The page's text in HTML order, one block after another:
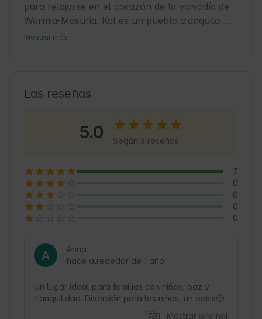
para relajarse en el corazón de la voivodía de
Warmia-Masuria. Kal es un pueblo tranquilo
rodeado de hermosa naturaleza, que es
para explorar la zona. La región es famosa por
favorecen el senderismo, la pesca y el
piragüismo. Explore las tradiciones locales y
disfrute de la paz y la tranquilidad lejos del
Mostrar más
Las reseñas
5.0 Según 3 reseñas
3
0
0
0
0
Anna
hace alrededor de 1 año
Un lugar ideal para familias con niños, paz y
Mostrar original